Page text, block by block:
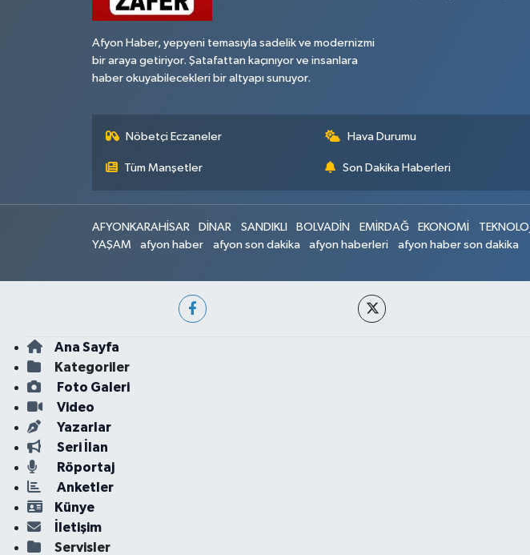
Afyon Haber, yepyeni temasıyla sadelik ve modernizmi
bir araya getiriyor. Şatafattan kaçınıyor ve insanlara
haber okuyabilecekleri bir altyapı sunuyor.
Nöbetçi Eczaneler Hava Durumu
Tüm Manşetler Son Dakika Haberleri
AFYONKARAHİSAR DİNAR SANDIKLI BOLVADİN EMİRDAĞ EKONOMİ TEKNOLOJİ
YAŞAM
afyon haber afyon son dakika afyon haberleri afyon haber son dakika
Ana Sayfa
Kategoriler
Foto Galeri
Video
Yazarlar
Seri İlan
Röportaj
Anketler
Künye
İletişim
Servisler